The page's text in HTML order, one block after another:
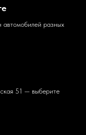
автомобилей разных
51 — выберите